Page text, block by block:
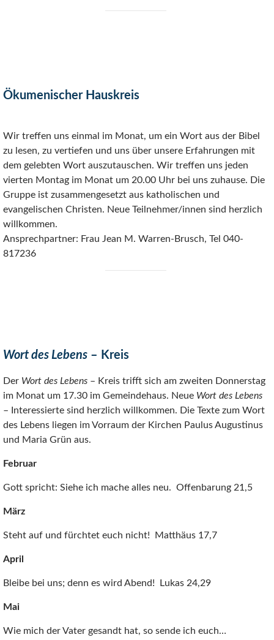
Ökumenischer Hauskreis
Wir treffen uns einmal im Monat, um ein Wort aus der Bibel
zu lesen, zu vertiefen und uns über unsere Erfahrungen mit
dem gelebten Wort auszutauschen. Wir treffen uns jeden
vierten Montag im Monat um 20.00 Uhr bei uns zuhause. Die
Gruppe ist zusammengesetzt aus katholischen und
evangelischen Christen. Neue Teilnehmer/innen sind herzlich
willkommen.
Ansprechpartner: Frau Jean M. Warren-Brusch, Tel 040-
817236
Wort des Lebens – Kreis
Der Wort des Lebens – Kreis trifft sich am zweiten Donnerstag
im Monat um 17.30 im Gemeindehaus. Neue Wort des Lebens
– Interessierte sind herzlich willkommen. Die Texte zum Wort
des Lebens liegen im Vorraum der Kirchen Paulus Augustinus
und Maria Grün aus.
Februar
Gott spricht: Siehe ich mache alles neu. Offenbarung 21,5
März
Steht auf und fürchtet euch nicht! Matthäus 17,7
April
Bleibe bei uns; denn es wird Abend! Lukas 24,29
Mai
Wie mich der Vater gesandt hat, so sende ich euch…